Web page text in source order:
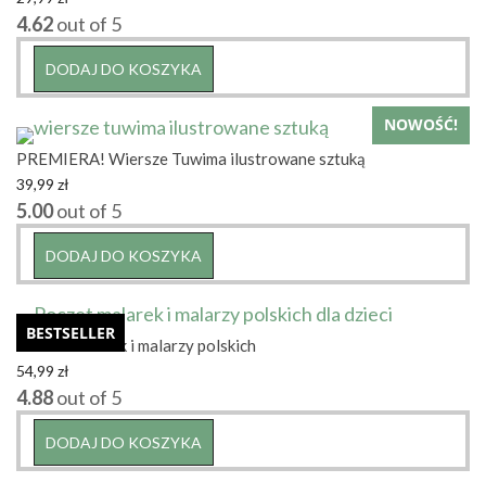
4.62out of 5
DODAJ DO KOSZYKA
NOWOŚĆ!
PREMIERA! Wiersze Tuwima ilustrowane sztuką
39,99 zł
5.00out of 5
DODAJ DO KOSZYKA
BESTSELLER
Poczet malarek i malarzy polskich
54,99 zł
4.88out of 5
DODAJ DO KOSZYKA